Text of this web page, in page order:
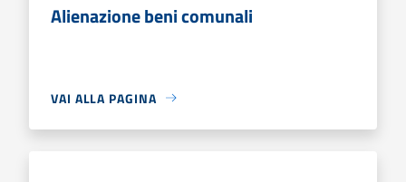
Alienazione beni comunali
VAI ALLA PAGINA